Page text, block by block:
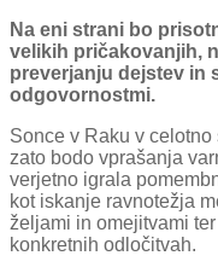
Na eni strani bo
velikih pričakovanjih,
preverjanju dejstev in
odgovornostmi.
Sonce v Raku v
zato bodo vprašanja
verjetno igrala
kot iskanje ravnotežja
željami in omejitvami
konkretnih odločitvah.